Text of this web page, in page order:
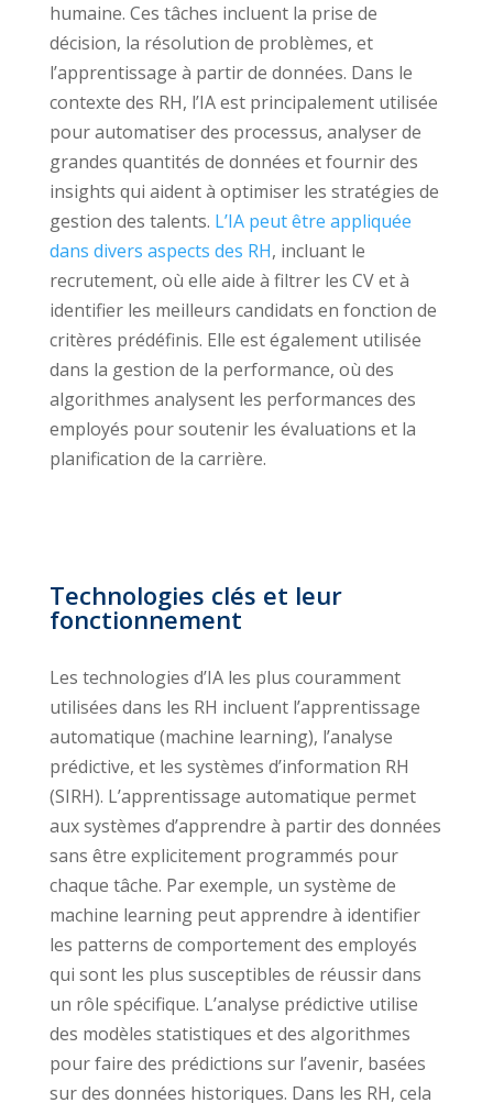
humaine. Ces tâches incluent la prise de
décision, la résolution de problèmes, et
l’apprentissage à partir de données. Dans le
contexte des RH, l’IA est principalement utilisée
pour automatiser des processus, analyser de
grandes quantités de données et fournir des
insights qui aident à optimiser les stratégies de
gestion des talents. L’IA peut être appliquée
dans divers aspects des RH, incluant le
recrutement, où elle aide à filtrer les CV et à
identifier les meilleurs candidats en fonction de
critères prédéfinis. Elle est également utilisée
dans la gestion de la performance, où des
algorithmes analysent les performances des
employés pour soutenir les évaluations et la
planification de la carrière.
Technologies clés et leur
fonctionnement
Les technologies d’IA les plus couramment
utilisées dans les RH incluent l’apprentissage
automatique (machine learning), l’analyse
prédictive, et les systèmes d’information RH
(SIRH). L’apprentissage automatique permet
aux systèmes d’apprendre à partir des données
sans être explicitement programmés pour
chaque tâche. Par exemple, un système de
machine learning peut apprendre à identifier
les patterns de comportement des employés
qui sont les plus susceptibles de réussir dans
un rôle spécifique. L’analyse prédictive utilise
des modèles statistiques et des algorithmes
pour faire des prédictions sur l’avenir, basées
sur des données historiques. Dans les RH, cela